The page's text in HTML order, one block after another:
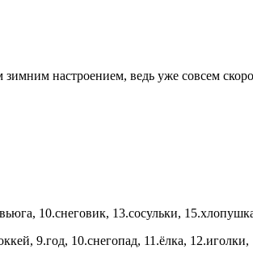
настроением, ведь уже совсем
10.снеговик, 13.сосульки,
9.год, 10.снегопад, 11.ёлка,